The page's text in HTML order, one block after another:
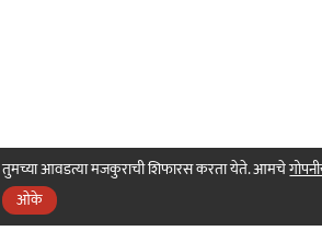
तुमच्या आवडत्या मजकुराची शिफारस करता येते. आमचे
ओके